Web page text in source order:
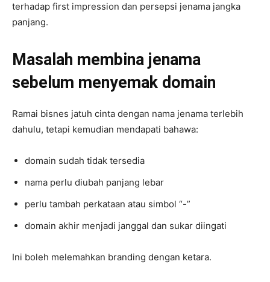
terhadap first impression dan persepsi jenama jangka
panjang.
Masalah membina jenama
sebelum menyemak domain
Ramai bisnes jatuh cinta dengan nama jenama terlebih
dahulu, tetapi kemudian mendapati bahawa:
domain sudah tidak tersedia
nama perlu diubah panjang lebar
perlu tambah perkataan atau simbol “-”
domain akhir menjadi janggal dan sukar diingati
Ini boleh melemahkan branding dengan ketara.